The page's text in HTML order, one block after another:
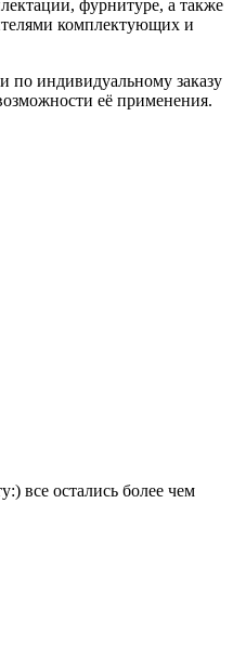
фурнитуре, а также
комплектующих и
по индивидуальному заказу
её применения.
все остались более чем